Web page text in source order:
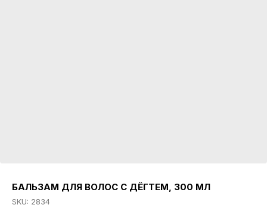
БАЛЬЗАМ ДЛЯ ВОЛОС С ДЁГТЕМ, 300 МЛ
SKU: 2834